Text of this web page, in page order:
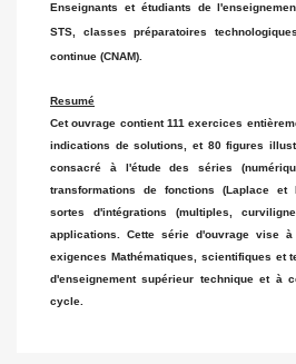
Enseignants et étudiants de
STS, classes préparatoires
continue (CNAM).
Resumé
Cet ouvrage contient 111 exercices
indications de solutions, et 80 figures
consacré à l'étude des séries
transformations de fonctions (Laplace et
sortes d'intégrations (multiples,
applications. Cette série d'ouvrage vise
exigences Mathématiques, scientifiques et
d'enseignement supérieur technique et à
cycle.